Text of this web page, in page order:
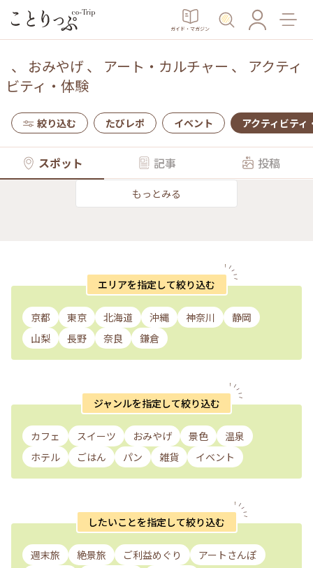
ガイド・マガジン
、 おみやげ 、 アート・カルチャー 、 アクティ
ビティ・体験
絞り込む たびレポ イベント アクティビティ
スポット 記事 投稿
もっとみる
エリアを指定して絞り込む
京都 東京 北海道 沖縄 神奈川
静岡
山梨
長野 奈良 鎌倉
ジャンルを指定して絞り込む
カフェ スイーツ おみやげ 景色
温泉
ホテル
ごはん パン 雑貨 イベント
したいことを指定して絞り込む
週末旅 絶景旅 ご利益めぐり
アートさんぽ